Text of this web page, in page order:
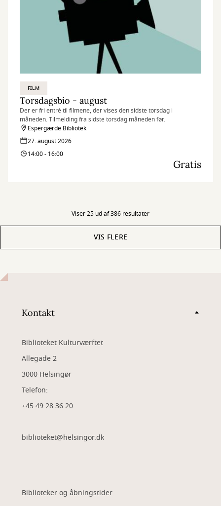
FILM
Torsdagsbio - august
Der er fri entré til filmene, der vises den sidste torsdag i
måneden. Tilmelding fra sidste torsdag måneden før.
Espergærde Bibliotek
27. august 2026
14:00 - 16:00
Gratis
Viser 25 ud af 386 resultater
VIS FLERE
Kontakt
Biblioteket Kulturværftet
Allegade 2
3000 Helsingør
Telefon:
+45 49 28 36 20
biblioteket@helsingor.dk
Biblioteker og åbningstider